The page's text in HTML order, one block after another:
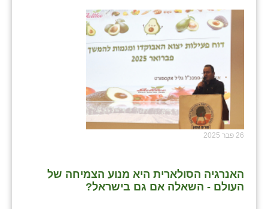
26 פבר 2025
האנרגיה הסולארית היא מנוע הצמיחה של
העולם - השאלה אם גם בישראל?